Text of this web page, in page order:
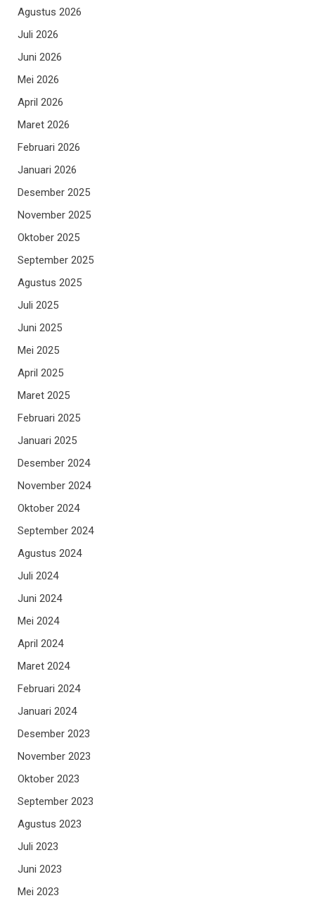
Agustus 2026
Juli 2026
Juni 2026
Mei 2026
April 2026
Maret 2026
Februari 2026
Januari 2026
Desember 2025
November 2025
Oktober 2025
September 2025
Agustus 2025
Juli 2025
Juni 2025
Mei 2025
April 2025
Maret 2025
Februari 2025
Januari 2025
Desember 2024
November 2024
Oktober 2024
September 2024
Agustus 2024
Juli 2024
Juni 2024
Mei 2024
April 2024
Maret 2024
Februari 2024
Januari 2024
Desember 2023
November 2023
Oktober 2023
September 2023
Agustus 2023
Juli 2023
Juni 2023
Mei 2023